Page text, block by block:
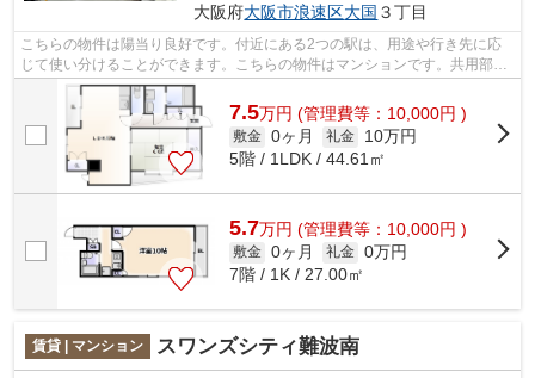
大阪府大阪市浪速区大国 ３丁目
こちらの物件は陽当り良好です。付近にある2つの駅は、用途や行き先に応
じて使い分けることができます。こちらの物件はマンションです。共用部に
は敷地内ごみ置き場・エレベータなど様...
7.5万円 (管理費等：10,000円 )
敷金 0ヶ月 礼金
10万円
5階 / 1LDK / 44.61㎡
5.7万円 (管理費等：10,000円 )
敷金 0ヶ月 礼金 0万円
7階 / 1K / 27.00㎡
賃貸 | マンション スワンズシティ難波南